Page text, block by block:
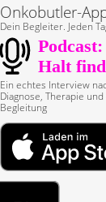
Onkobutler-
Dein Begleiter. Jeden
Ein echtes Interview
Diagnose, Therapie
Begleitung